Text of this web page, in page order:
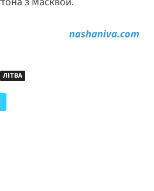
nashaniva.com
ЛІТВА